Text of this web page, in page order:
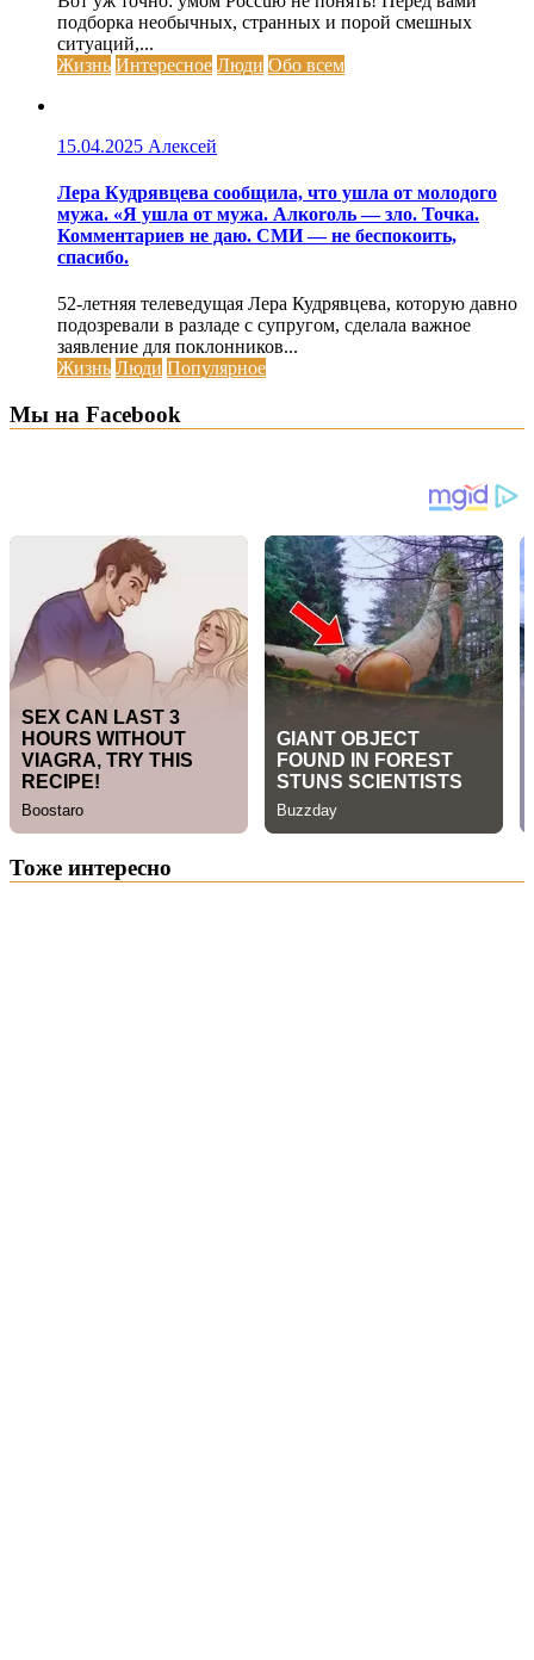
подборка необычных, странных и порой смешных
ситуаций,...
Жизнь Интересное Люди Обо всем
15.04.2025 Алексей
Лера Кудрявцева сообщила, что ушла от молодого
мужа. «Я ушла от мужа. Алкоrоль — зло. Точка.
Комментариев не даю. СМИ — не беспокоить,
спасибо.
52-летняя телеведущая Лера Кудрявцева, которую давно
подозревали в разладе с супругом, сделала важное
заявление для поклонников...
Жизнь Люди Популярное
Мы на Facebook
Тоже интересно